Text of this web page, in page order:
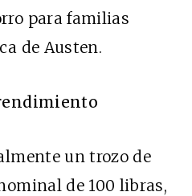
para familias
de Austen.
un trozo de
de 100 libras,